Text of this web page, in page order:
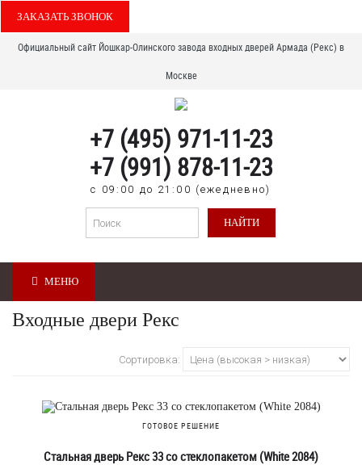
ЗАКАЗАТЬ ЗВОНОК
Официальный сайт Йошкар-Олинского завода входных дверей Армада (Рекс) в
Москве
+7 (495) 971-11-23
+7 (991) 878-11-23
с 09:00 до 21:00 (ежедневно)
НАЙТИ
МЕНЮ
Входные двери Рекс
Сортировка:
ГОТОВОЕ РЕШЕНИЕ
Стальная дверь Рекс 33 со стеклопакетом (White 2084)